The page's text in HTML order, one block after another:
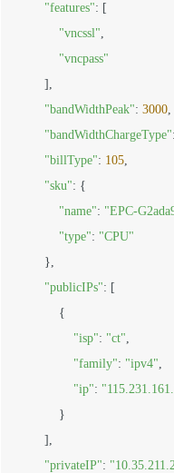
"features": [
"vncssl",
"vncpass"
        ],
"bandWidthPeak": 3000,
"bandWidthChargeType":
"billType": 105,
"sku": {
"name": "EPC-
"type": "CPU"
        },
"publicIPs": [
            {
"isp": "ct",
"family": "ipv4",
"ip":
            }
        ],
"privateIP":